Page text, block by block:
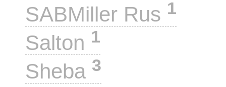
SABMiller Rus 1
Salton 1
Sheba 3